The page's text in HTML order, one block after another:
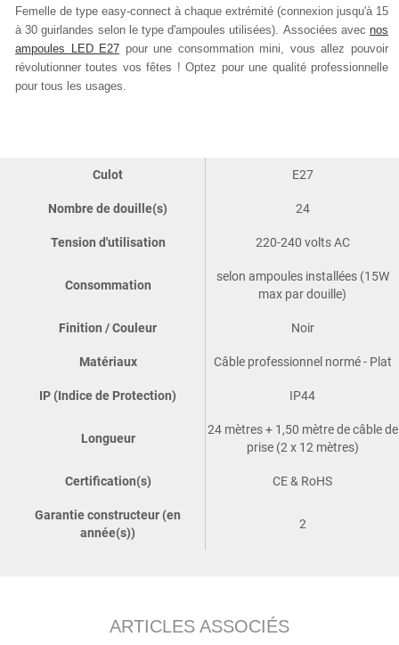
Femelle de type easy-connect à chaque extrémité (connexion jusqu'à 15
à 30 guirlandes selon le type d'ampoules utilisées). Associées avecnos
ampoules LED E27 pour une consommation mini, vous allez pouvoir
révolutionner toutes vos fêtes ! Optez pour une qualité professionnelle
pour tous les usages.
Culot E27
Nombre de douille(s) 24
Tension d'utilisation 220-240 volts AC
Consommation
selon ampoules installées (15W
max par douille)
Finition / Couleur Noir
Matériaux Câble professionnel normé - Plat
IP (Indice de Protection) IP44
Longueur
24 mètres + 1,50 mètre de câble de
prise (2 x 12 mètres)
Certification(s) CE & RoHS
Garantie constructeur (en
année(s))
2
ARTICLES ASSOCIÉS